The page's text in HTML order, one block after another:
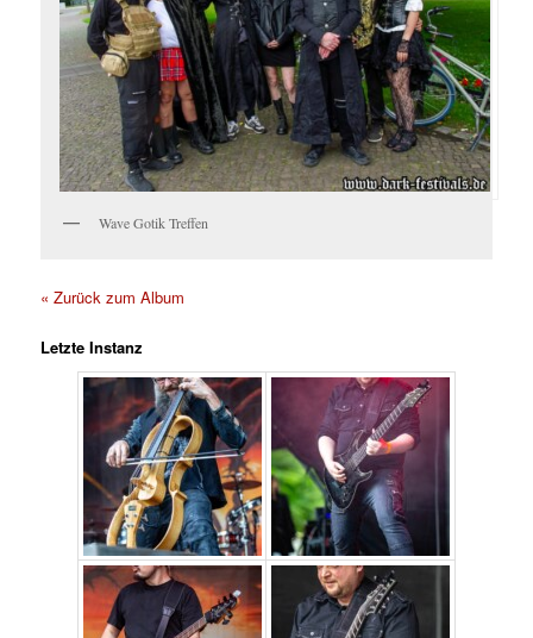
Wave Gotik Treffen
« Zurück zum Album
Letzte Instanz